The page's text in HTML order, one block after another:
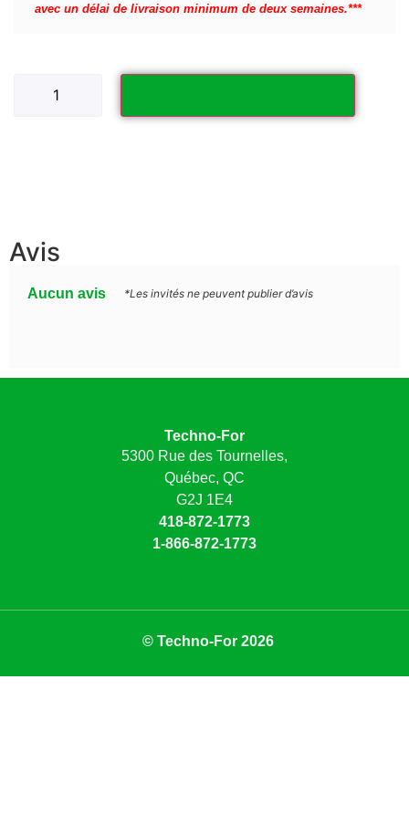
avec un délai de livraison minimum de deux semaines.***
Avis
Aucun avis *Les invités ne peuvent publier d’avis
Techno-For
5300 Rue des Tournelles,
Québec, QC
G2J 1E4
418-872-1773
1-866-872-1773
© Techno-For 2026